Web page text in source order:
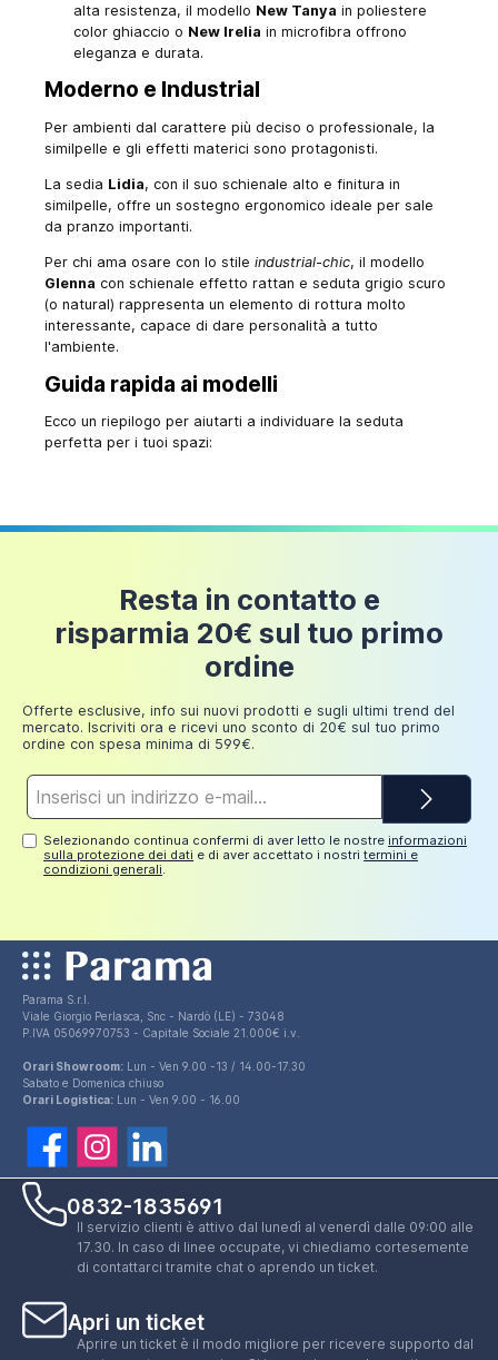
alta resistenza, il modello New Tanya in poliestere
color ghiaccio o New Irelia in microfibra offrono
eleganza e durata.
Moderno e Industrial
Per ambienti dal carattere più deciso o professionale, la
similpelle e gli effetti materici sono protagonisti.
La sedia Lidia, con il suo schienale alto e finitura in
similpelle, offre un sostegno ergonomico ideale per sale
da pranzo importanti.
Per chi ama osare con lo stile industrial-chic, il modello
Glenna con schienale effetto rattan e seduta grigio scuro
(o natural) rappresenta un elemento di rottura molto
interessante, capace di dare personalità a tutto
l'ambiente.
Guida rapida ai modelli
Ecco un riepilogo per aiutarti a individuare la seduta
perfetta per i tuoi spazi:
Resta in contatto e
risparmia 20€ sul tuo primo
ordine
Offerte esclusive, info sui nuovi prodotti e sugli ultimi trend del
mercato. Iscriviti ora e ricevi uno sconto di 20€ sul tuo primo
ordine con spesa minima di 599€.
e-
Selezionando continua confermi di aver letto le nostreinformazioni
sulla protezione dei dati e di aver accettato i nostritermini e
condizioni generali.
Parama S.r.l.
Viale Giorgio Perlasca, Snc - Nardò (LE) - 73048
P.IVA 05069970753 - Capitale Sociale 21.000€ i.v.
Orari Showroom: Lun - Ven 9.00 -13 / 14.00-17.30
Sabato e Domenica chiuso
Orari Logistica: Lun - Ven 9.00 - 16.00
0832-1835691
Il servizio clienti è attivo dal lunedì al venerdì dalle 09:00 alle
17.30. In caso di linee occupate, vi chiediamo cortesemente
di contattarci tramite chat o aprendo un ticket.
Apri un ticket
Aprire un ticket è il modo migliore per ricevere supporto dal